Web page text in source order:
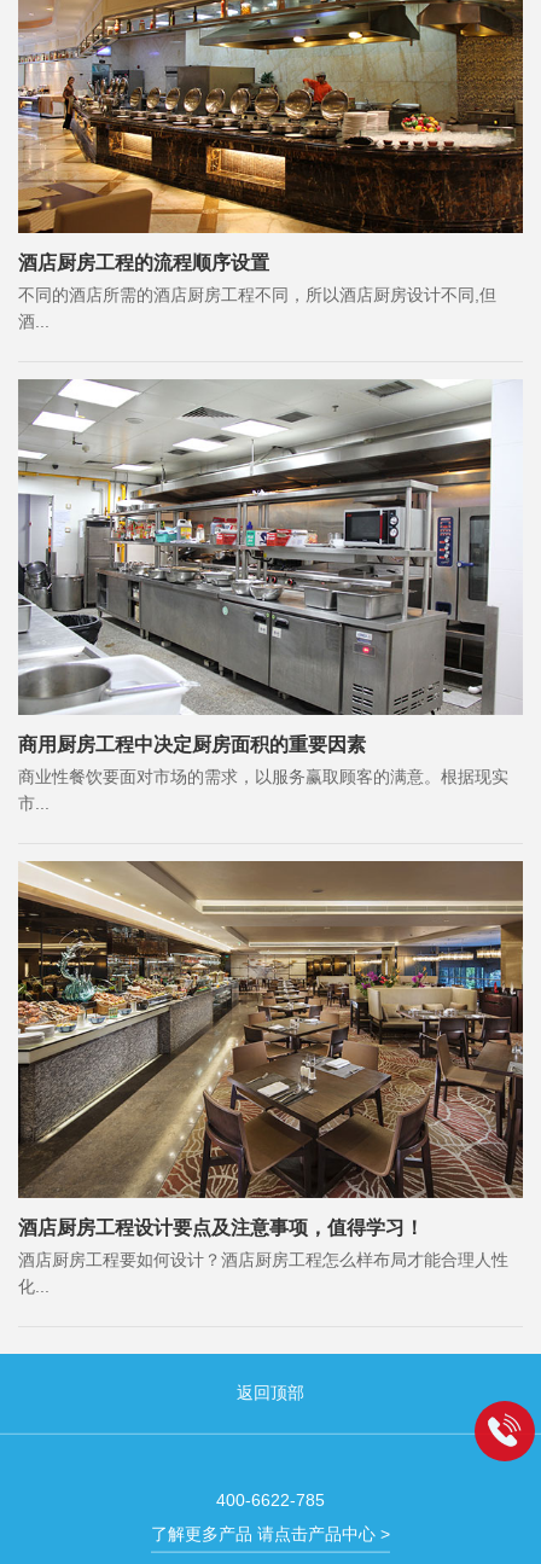
酒店厨房工程的流程顺序设置
不同的酒店所需的酒店厨房工程不同，所以酒店厨房设计不同,但
酒...
商用厨房工程中决定厨房面积的重要因素
商业性餐饮要面对市场的需求，以服务赢取顾客的满意。根据现实
市...
酒店厨房工程设计要点及注意事项，值得学习！
酒店厨房工程要如何设计？酒店厨房工程怎么样布局才能合理人性
化...
返回顶部
400-6622-785
了解更多产品 请点击产品中心 >